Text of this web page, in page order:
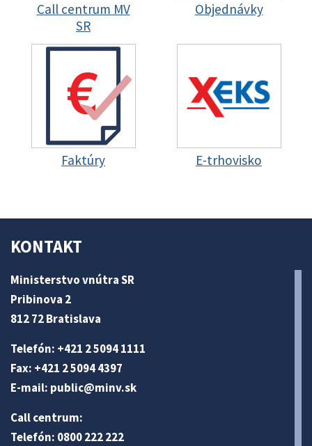
Call centrum MV
SR
Objednávky
Faktúry E-trhovisko
KONTAKT
Ministerstvo vnútra SR
Pribinova 2
812 72 Bratislava
Telefón: +421 2 5094 1111
Fax: +421 2 5094 4397
E-mail: public@minv.sk
Call centrum:
Telefón: 0800 222 222